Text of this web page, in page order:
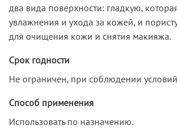
два вида поверхности: гладкую,
увлажнения и ухода за кожей, и
для очищения кожи и снятия макияжа.
Срок годности
Не ограничен, при соблюдении
Способ применения
Использовать по назначению.